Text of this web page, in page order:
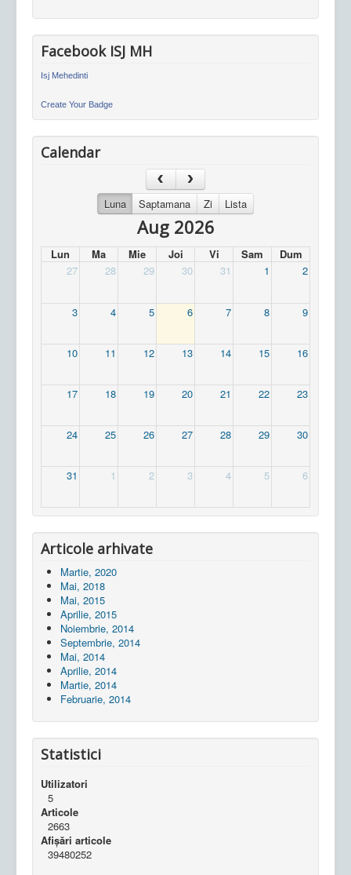
Facebook ISJ MH
Isj Mehedinti
Create Your Badge
Calendar
Luna Saptamana Zi Lista
Aug 2026
Lun Ma Mie Joi Vi Sam
Dum
27
28 29 30 31 1 2
3 4 5 6 7 8 9
10 11 12 13 14 15 16
17 18 19 20 21 22 23
24 25 26 27 28 29 30
31 1 2 3 4 5 6
Articole arhivate
Martie, 2020
Mai, 2018
Mai, 2015
Aprilie, 2015
Noiembrie, 2014
Septembrie, 2014
Mai, 2014
Aprilie, 2014
Martie, 2014
Februarie, 2014
Statistici
Utilizatori
5
Articole
2663
Afișări articole
39480252